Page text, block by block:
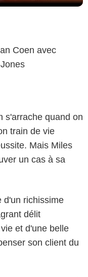
Coen avec
s'arrache quand on
train de vie
Mais Miles
un cas à sa
d'un richissime
délit
et d'une belle
son client du